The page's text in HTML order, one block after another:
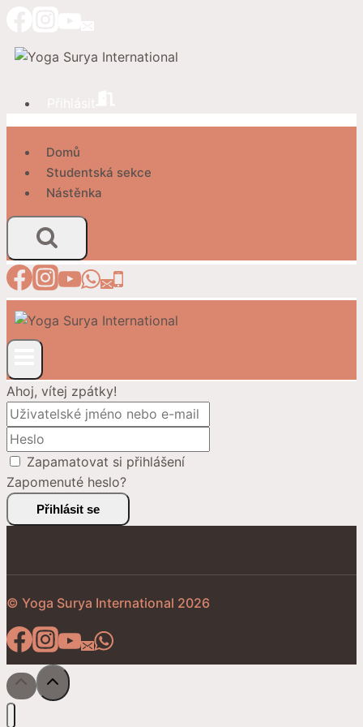
obsah
Domů
Studentská sekce
Nástěnka
Ahoj, vítej zpátky!
Zapamatovat si přihlášení
Zapomenuté heslo?
Přihlásit se
© Yoga Surya International 2026